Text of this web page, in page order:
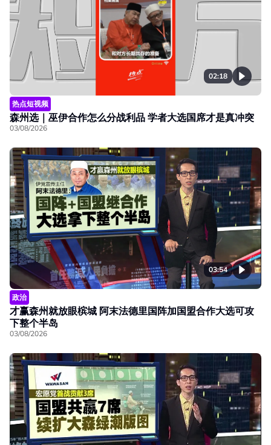
02:18
热点短视频
森州选｜巫伊合作怎么分战利品 学者大选国席才是真冲突
03/08/2026
03:54
政治
才赢森州就放眼槟城 阿末法德里国阵加国盟合作大选可攻
下整个半岛
03/08/2026